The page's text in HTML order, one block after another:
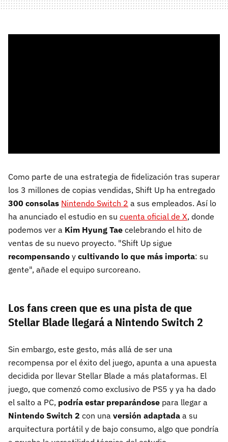
Como parte de una estrategia de fidelización tras superar
los 3 millones de copias vendidas, Shift Up ha entregado
300 consolas Nintendo Switch 2 a sus empleados. Así lo
ha anunciado el estudio en su cuenta oficial de X, donde
podemos ver a Kim Hyung Tae celebrando el hito de
ventas de su nuevo proyecto. "Shift Up sigue
recompensando y cultivando lo que más importa: su
gente", añade el equipo surcoreano.
Los fans creen que es una pista de que
Stellar Blade llegará a Nintendo Switch 2
Sin embargo, este gesto, más allá de ser una
recompensa por el éxito del juego, apunta a una apuesta
decidida por llevar Stellar Blade a más plataformas. El
juego, que comenzó como exclusivo de PS5 y ya ha dado
el salto a PC, podría estar preparándose para llegar a
Nintendo Switch 2 con una versión adaptada a su
arquitectura portátil y de bajo consumo, algo que pondría